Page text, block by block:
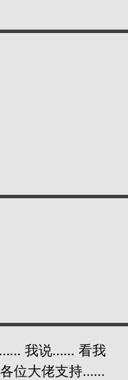
…… 我说…… 看我
位大佬支持……